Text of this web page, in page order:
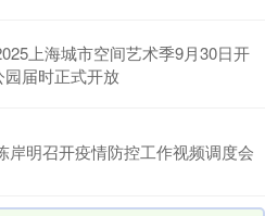
上海城市空间艺术季9月30日开
届时正式开放
岸明召开疫情防控工作视频调度会